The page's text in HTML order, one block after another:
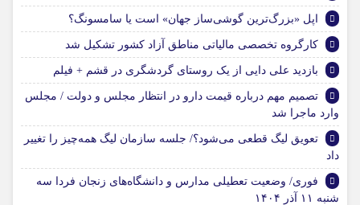
اپل «بزرگ‌ترین گوشی‌ساز جهان» است یا سامسونگ؟
کارگروه تخصصی مالیاتی مناطق آزاد کشور تشکیل شد
بازدید علی دایی از یک روستای گردشگری در قشم + فیلم
تصمیم مهم درباره قیمت دارو در انتظار مجلس و دولت / مجلس
وارد ماجرا شد
تعویق لیگ قطعی می‌شود؟/ جلسه سازمان لیگ همه‌چیز را تغییر
داد
فوری/ وضعیت تعطیلی مدارس و دانشگاه‌های زنجان فردا سه
شنبه ۱۱ آذر ۱۴۰۴